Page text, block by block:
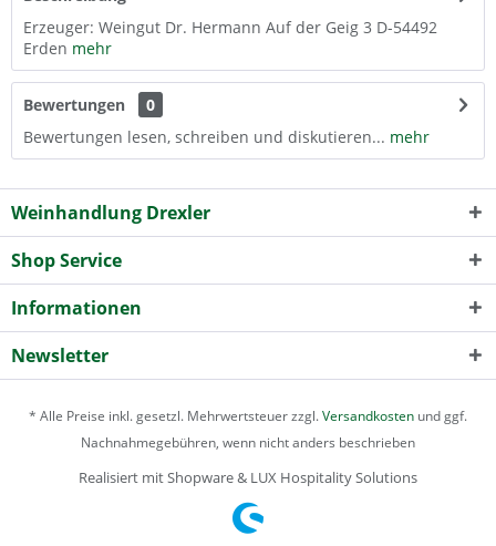
Erzeuger: Weingut Dr. Hermann Auf der Geig 3 D-54492
Erden mehr
Bewertungen
0
Bewertungen lesen, schreiben und diskutieren... mehr
Weinhandlung Drexler
Shop Service
Informationen
Newsletter
* Alle Preise inkl. gesetzl. Mehrwertsteuer zzgl.Versandkosten und ggf.
Nachnahmegebühren, wenn nicht anders beschrieben
Realisiert mit Shopware & LUX Hospitality Solutions